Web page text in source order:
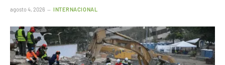
agosto 4, 2026 INTERNACIONAL